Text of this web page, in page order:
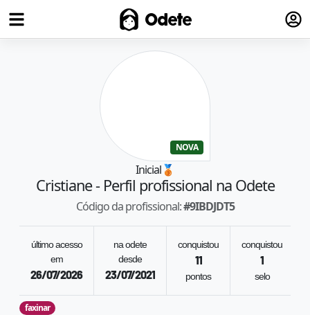
Odete
NOVA
Inicial🥉
Cristiane- Perfil profissional na Odete
Código da profissional:#9IBDJDT5
último acesso
em
26/07/2026
na odete
desde
23/07/2021
conquistou
11
pontos
conquistou
1
selo
faxinar